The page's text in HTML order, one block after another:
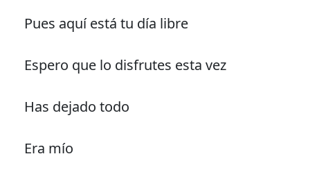
Pues aquí está tu día libre
Espero que lo disfrutes esta vez
Has dejado todo
Era mío